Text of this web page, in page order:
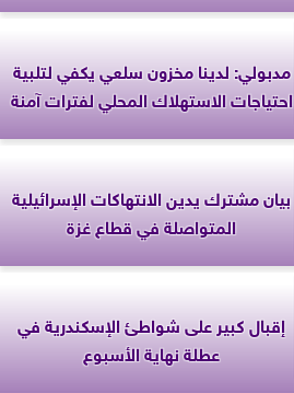
مدبولي: لدينا مخزون سلعي يكفي لتلبية
احتياجات الاستهلاك المحلي لفترات آمنة
بيان مشترك يدين الانتهاكات الإسرائيلية
المتواصلة في قطاع غزة
إقبال كبير على شواطئ الإسكندرية في
عطلة نهاية الأسبوع